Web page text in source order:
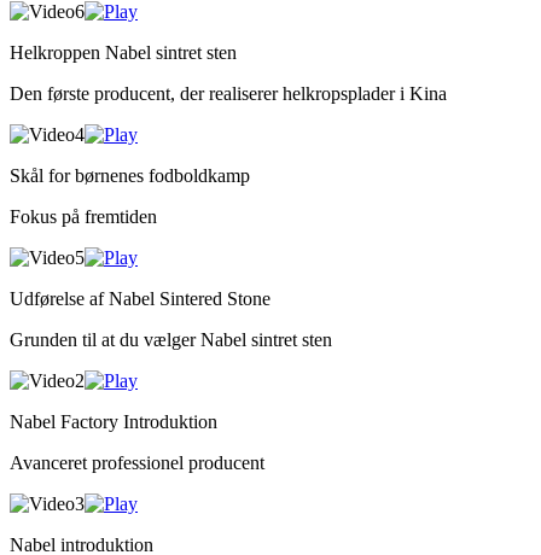
Helkroppen Nabel sintret sten
Den første producent, der realiserer helkropsplader i Kina
Skål for børnenes fodboldkamp
Fokus på fremtiden
Udførelse af Nabel Sintered Stone
Grunden til at du vælger Nabel sintret sten
Nabel Factory Introduktion
Avanceret professionel producent
Nabel introduktion